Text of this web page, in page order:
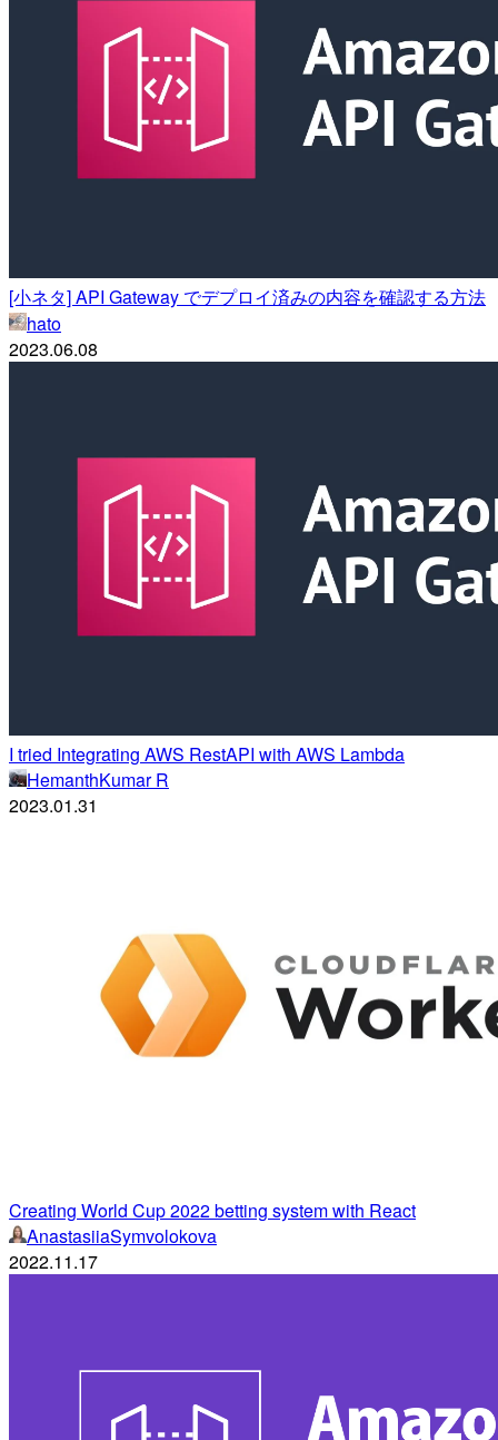
[小ネタ] API Gateway でデプロイ済みの内容を確認する方法
hato
2023.06.08
I tried Integrating AWS RestAPI with AWS Lambda
HemanthKumar R
2023.01.31
Creating World Cup 2022 betting system with React
AnastasiiaSymvolokova
2022.11.17